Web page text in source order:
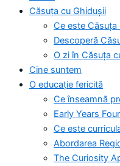
Căsuța cu Ghidușii
Ce este Căsuța
Descoperă
O zi în Căsuța
Cine suntem
O educație fericită
Ce înseamnă
Early Years
Ce este
Abordarea
The Curiosity